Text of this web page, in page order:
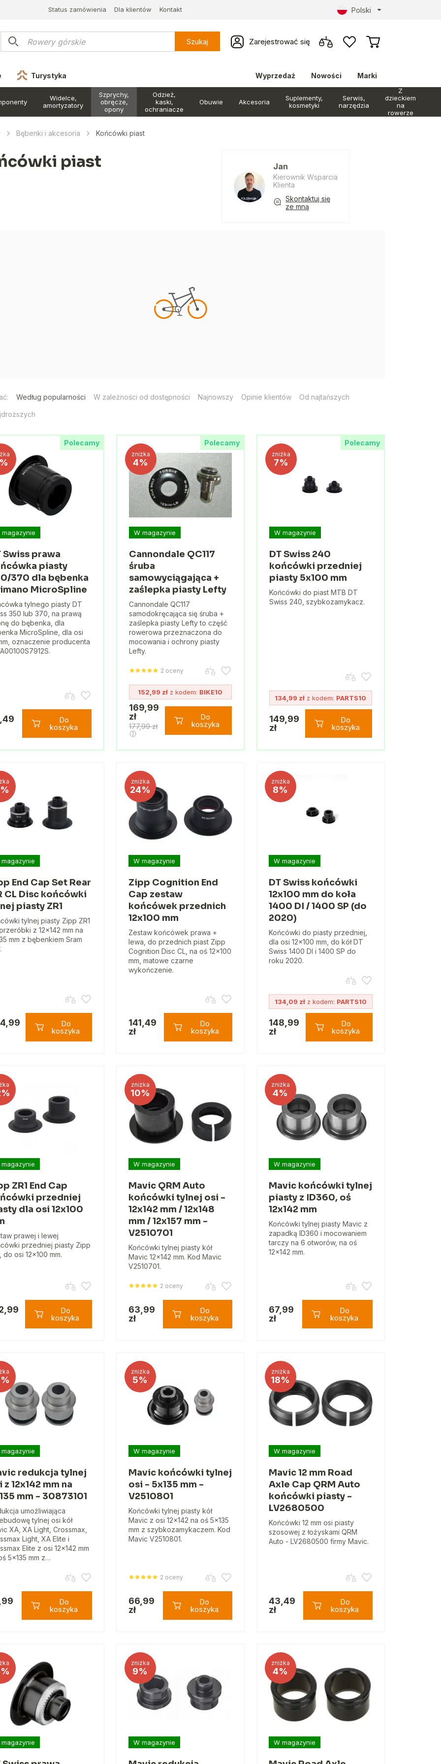
Status zamówienia Dla klientów Kontakt Polski
Szukaj Zarejestrować się
Turystyka Wyprzedaż Nowości Marki
Widelce,
amortyzatory
Szprychy,
obręcze,
opony
Odzież,
kaski,
ochraniacze
Obuwie Akcesoria
Suplementy,
kosmetyki
Serwis,
narzędzia
Z
dzieckiem
na
rowerze
Bębenki i akcesoria Końcówki piast
piast Jan
Kierownik Wsparcia
Klienta
Skontaktuj się
ze mną
Według popularności W zależności od dostępności Najnowszy Opinie klientów Od najtańszych
Polecamy
magazynie
Swiss prawa
piasty
370 dla bębenka
MicroSpline
tylnego piasty DT
350 lub 370, na prawą
do bębenka, dla
MicroSpline, dla osi
oznaczenie producenta
Do
koszyka
Polecamy
zniżka
4%
W magazynie
Cannondale QC117
śruba
samowyciągająca +
zaślepka piasty Lefty
Cannondale QC117
samodokręcająca się śruba +
zaślepka piasty Lefty to część
rowerowa przeznaczona do
mocowania i ochrony piasty
Lefty.
2 oceny
152,99 zł z kodem: BIKE10
169,99
zł
177,99 zł
Do
koszyka
Polecamy
zniżka
7%
W magazynie
DT Swiss 240
końcówki przedniej
piasty 5x100 mm
Końcówki do piast MTB DT
Swiss 240, szybkozamykacz.
134,99 zł z kodem: PARTS10
149,99
zł
Do
koszyka
magazynie
End Cap Set Rear
CL Disc końcówki
piasty ZR1
tylnej piasty Zipp ZR1
z 12x142 mm na
mm z bębenkiem Sram
Do
koszyka
zniżka
24%
W magazynie
Zipp Cognition End
Cap zestaw
końcówek przednich
12x100 mm
Zestaw końcówek prawa +
lewa, do przednich piast Zipp
Cognition Disc CL, na oś 12x100
mm, matowe czarne
wykończenie.
141,49
zł
Do
koszyka
zniżka
8%
W magazynie
DT Swiss końcówki
12x100 mm do koła
1400 DI / 1400 SP (do
2020)
Końcówki do piasty przedniej,
dla osi 12x100 mm, do kół DT
Swiss 1400 DI i 1400 SP do
roku 2020.
134,09 złz kodem: PARTS10
148,99
zł
Do
koszyka
magazynie
ZR1 End Cap
przedniej
dla osi 12x100
prawej i lewej
przedniej piasty Zipp
do osi 12x100 mm.
Do
koszyka
zniżka
10%
W magazynie
Mavic QRM Auto
końcówki tylnej osi -
12x142 mm / 12x148
mm / 12x157 mm -
V2510701
Końcówki tylnej piasty kół
Mavic 12x142 mm. Kod Mavic
V2510701.
2 oceny
63,99
zł
Do
koszyka
zniżka
4%
W magazynie
Mavic końcówki tylnej
piasty z ID360, oś
12x142 mm
Końcówki tylnej piasty Mavic z
zapadką ID360 i mocowaniem
tarczy na 6 otworów, na oś
12x142 mm.
67,99
zł
Do
koszyka
magazynie
redukcja tylnej
z 12x142 mm na
mm - 30873101
umożliwiająca
tylnej osi kół
XA, XA Light, Crossmax,
Light, XA Elite i
Elite z osi 12x142 mm
5x135 mm z…
Do
koszyka
zniżka
5%
W magazynie
Mavic końcówki tylnej
osi - 5x135 mm -
V2510801
Końcówki tylnej piasty kół
Mavic z osi 12x142 na oś 5x135
mm z szybkozamykaczem. Kod
Mavic V2510801.
2 oceny
66,99
zł
Do
koszyka
zniżka
18%
W magazynie
Mavic 12 mm Road
Axle Cap QRM Auto
końcówki piasty -
LV2680500
Końcówki 12 mm osi piasty
szosowej z łożyskami QRM
Auto - LV2680500 firmy Mavic.
43,49
zł
Do
koszyka
magazynie
zniżka
9%
W magazynie
zniżka
4%
W magazynie